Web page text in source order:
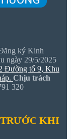
ký Kinh
ngày 29/5/2025
Đường tổ 9, Khu
Chịu trách
320
KHI